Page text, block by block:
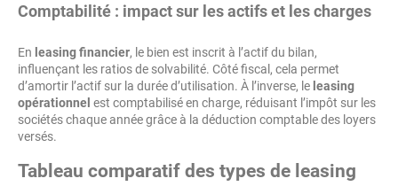
Comptabilité : impact sur les actifs et les charges
En leasing financier, le bien est inscrit à l’actif du bilan,
influençant les ratios de solvabilité. Côté fiscal, cela permet
d’amortir l’actif sur la durée d’utilisation. À l’inverse, le leasing
opérationnel est comptabilisé en charge, réduisant l’impôt sur les
sociétés chaque année grâce à la déduction comptable des loyers
versés.
Tableau comparatif des types de leasing